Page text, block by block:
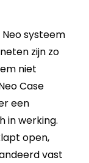
systeem
zijn zo
niet
Case
een
in werking.
open,
vast